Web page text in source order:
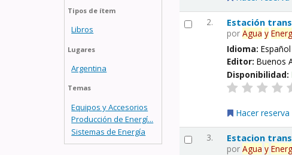
Tipos de ítem
Libros
Lugares
Argentina
Temas
Equipos y Accesorios
Producción de Energí...
Sistemas de Energía
2. Estación
porAgua y
Idioma:Español
Editor:Buenos
Disponibilidad:
Hacer reserva
3. Estacion
porAgua y